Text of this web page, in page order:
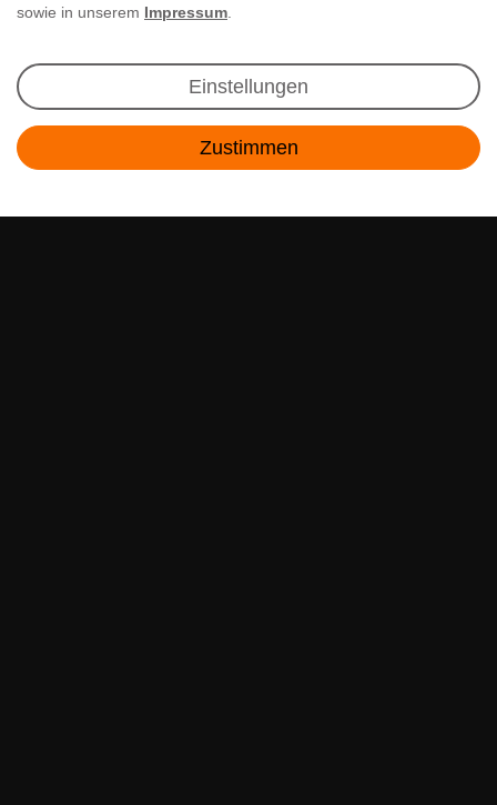
sowie in unserem Impressum
Einstellungen
Zustimmen
Newsletter Anmeldung
Angebote & Rabatte per E-Mail erhalten - Geld
sparen war noch nie so einfach!